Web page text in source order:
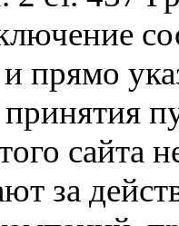
прямо
принятия
сайта
за